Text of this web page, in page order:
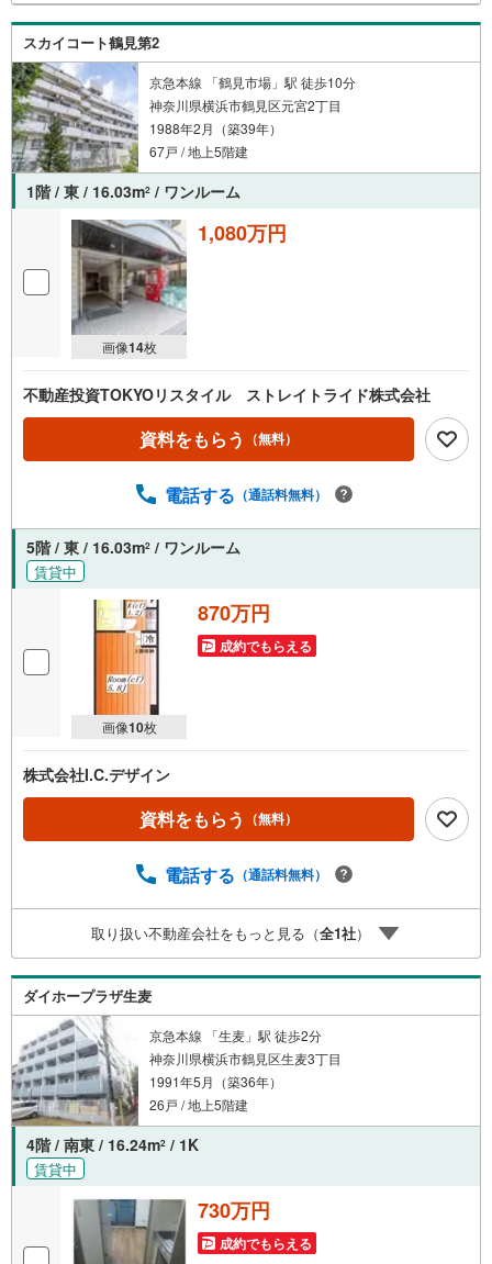
スカイコート鶴見第2
京急本線 「鶴見市場」駅 徒歩10分
神奈川県横浜市鶴見区元宮2丁目
1988年2月（築39年）
67戸 / 地上5階建
1階 / 東 / 16.03m2 / ワンルーム
画像14枚
1,080万円
不動産投資TOKYOリスタイル ストレイトライド株式会社
資料をもらう （無料）
電話する （通話料無料）
5階 / 東 / 16.03m2 / ワンルーム
賃貸中
画像10枚
870万円
成約でもらえる
株式会社I.C.デザイン
資料をもらう （無料）
電話する （通話料無料）
取り扱い不動産会社をもっと見る（全1社）
ダイホープラザ生麦
京急本線 「生麦」駅 徒歩2分
神奈川県横浜市鶴見区生麦3丁目
1991年5月（築36年）
26戸 / 地上5階建
4階 / 南東 / 16.24m2 / 1K
賃貸中
730万円
成約でもらえる